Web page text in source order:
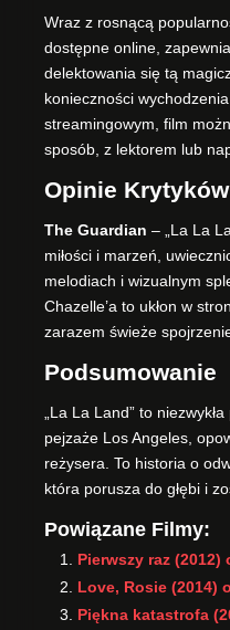
Wraz z rosnącą
dostępne online,
delektowania się tą
konieczności
streamingowym, film
sposób, z lektorem lub
Opinie Krytyków
The Guardian – „La La
miłości i marzeń,
melodiach i wizualnym
Chazelle’a to ukłon w
zarazem świeże
Podsumowanie
„La La Land” to
pejzaże Los Angeles,
reżysera. To historia o
która porusza do głębi i
Powiązane Filmy:
Pierwszy raz
Love, Rosie (2014)
Piękna katastrofa